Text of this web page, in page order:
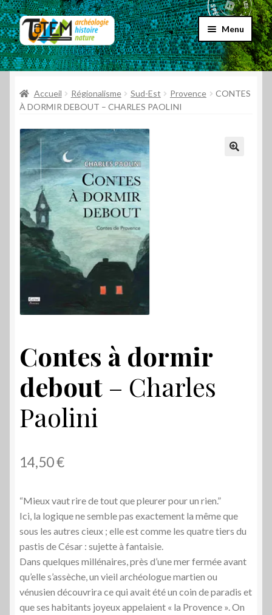
Aller
à
la
navigation
Aller
au
contenu
Menu
Accueil
Choix par genre
Ouvrir
Choix par éditeur
menu
Promos
Qui sommes-nous ?
Accueil Régionalisme Sud-Est Provence
CONTES
À DORMIR DEBOUT – CHARLES PAOLINI
Contes à dormir
debout – Charles
Paolini
14,50€
“Mieux vaut rire de tout que pleurer pour un rien.”
Ici, la logique ne semble pas exactement la même que
sous les autres cieux ; elle estcomme les quatre tiers du
pastis de César : sujette à fantaisie.
Dans quelques millénaires, près d’une mer fermée avant
qu’elle s’assèche, un vieil archéologue martien ou
vénusien découvrira ce qui avait été un coin de paradis et
que ses habitants joyeux appelaient « la Provence ». On